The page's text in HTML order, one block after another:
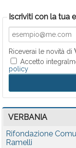
Iscriviti con la tua
Riceverai le novità di
Accetto
policy
VERBANIA
Rifondazione
Ramelli